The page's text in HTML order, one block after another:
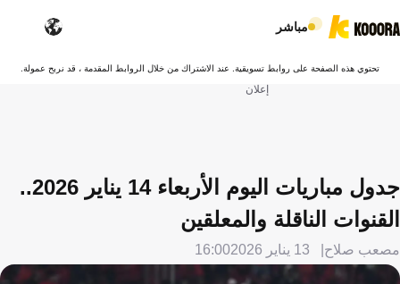
مباشر
تحتوي هذه الصفحة على روابط تسويقية. عند الاشتراك من خلال الروابط المقدمة ، قد نربح عمولة.
إعلان
جدول مباريات اليوم الأربعاء 14 يناير 2026..
القنوات الناقلة والمعلقين
مصعب صلاح 13 يناير 2026 16:00